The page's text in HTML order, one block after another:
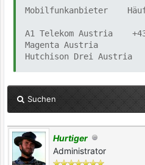
Mobilfunkanbieter
A1 Telekom Austria
Magenta Austria
Hutchison Drei Austria
Suchen
Hurtiger
Administrator